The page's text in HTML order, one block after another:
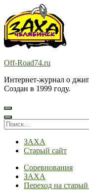
содержимому
(нажмите
Enter)
Off-Road74.ru
Интернет-журнал о
Создан в 1999 году.
Найти:
ЗАХА
Старый сайт
Соревнования
ЗАХА
Переход на